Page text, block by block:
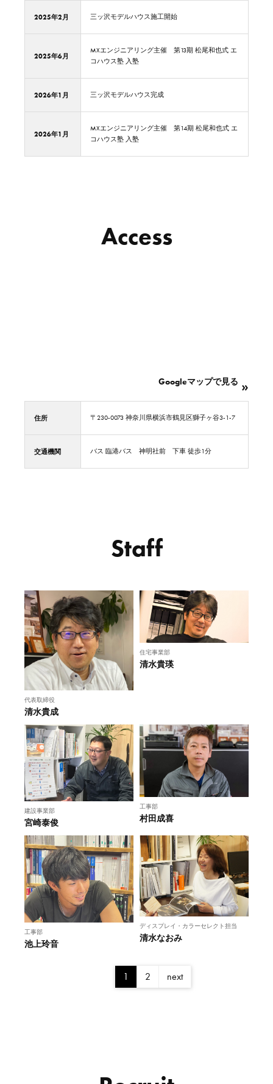
2025年2月 三ッ沢モデルハウス施工開始
2025年6月
MXエンジニアリング主催 第13期 松尾和也式 エ
コハウス塾 入塾
2026年1月 三ッ沢モデルハウス完成
2026年1月
MXエンジニアリング主催 第14期 松尾和也式 エ
コハウス塾 入塾
Access
Googleマップで見る
住所 〒230-0073 神奈川県横浜市鶴見区獅子ヶ谷3-1-7
交通機関 バス 臨港バス 神明社前 下車 徒歩1分
Staff
代表取締役
清水貴成
住宅事業部
清水貴瑛
建設事業部
宮崎泰俊
工事部
村田成喜
工事部
池上玲音
ディスプレイ・カラーセレクト担当
清水なおみ
1 2 next